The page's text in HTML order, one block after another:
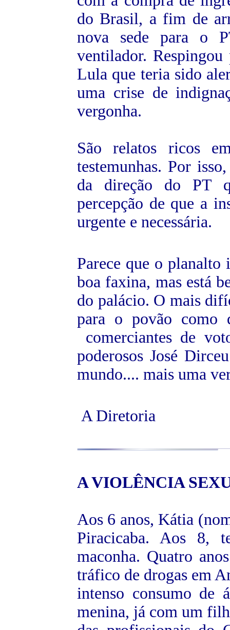
do Brasil, a fim de
nova sede para o
ventilador.
Lula que teria sido
uma crise de
vergonha.
São relatos ricos
testemunhas. Por
da direção do PT
percepção de que a
urgente e necessária.
Parece que o
boa faxina, mas está
do palácio. O mais
para o povão como
comerciantes de
poderosos José
mundo.... mais uma
A Diretoria
AVIOLÊNCIA
Aos 6 anos, Kátia
Piracicaba. Aos 8,
maconha. Quatro
tráfico de drogas em
intenso consumo de
menina, já com um